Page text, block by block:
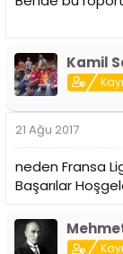
Kamil
21 Ağu 2017
neden Fransa
Başarılar